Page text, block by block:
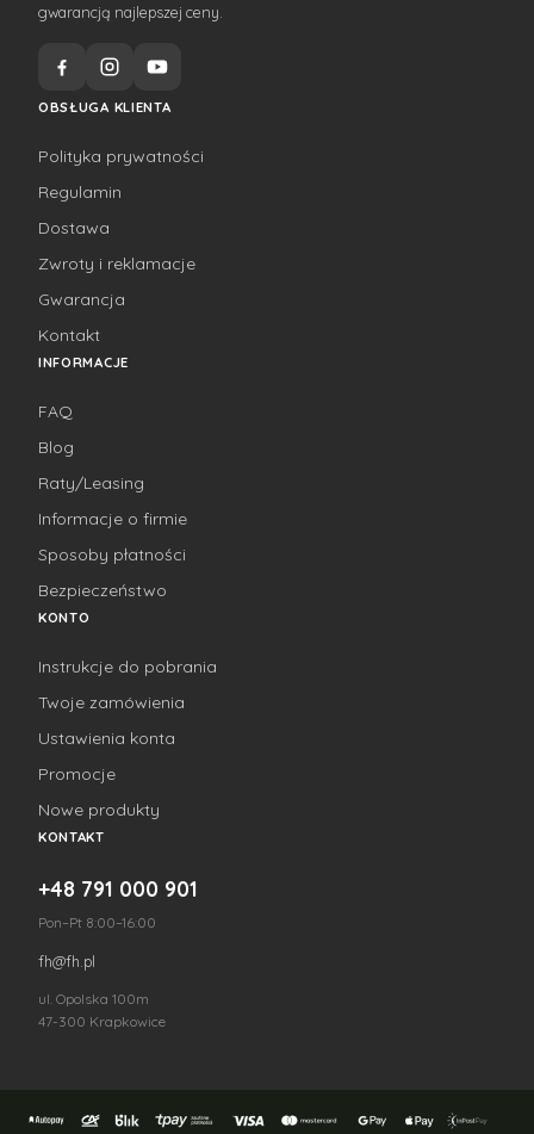
gwarancją najlepszej ceny.
OBSŁUGA KLIENTA
Polityka prywatności
Regulamin
Dostawa
Zwroty i reklamacje
Gwarancja
Kontakt
INFORMACJE
FAQ
Blog
Raty/Leasing
Informacje o firmie
Sposoby płatności
Bezpieczeństwo
KONTO
Instrukcje do pobrania
Twoje zamówienia
Ustawienia konta
Promocje
Nowe produkty
KONTAKT
+48 791 000 901
Pon–Pt 8:00–16:00
fh@fh.pl
ul. Opolska 100m
47-300 Krapkowice